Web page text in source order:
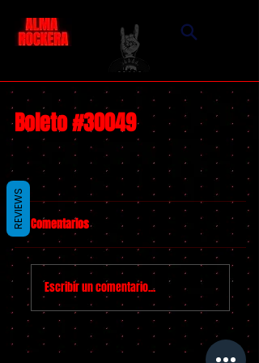
Boleto #30049
Comentarios
Escribir un comentario...
REVIEWS